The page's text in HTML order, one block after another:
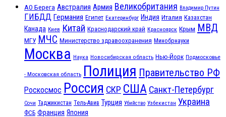
АО Берега Австралия Армия Великобритания Владимир Путин
ГИБДД Германия Египет Екатеринбург Индия Италия Казахстан
Канада Киев Китай Краснодарский край Красноярск Крым МВД
МГУ МЧС Министерство здравоохранения Минобрнауки
Москва Наука Новосибирская область Нью-Йорк Подмосковье
- Московская область Полиция Правительство РФ
Роскосмос Россия СКР США Санкт-Петербург
Сочи Таджикистан Тель-Авив Турция Убийство Узбекистан Украина
ФСБ Франция Япония